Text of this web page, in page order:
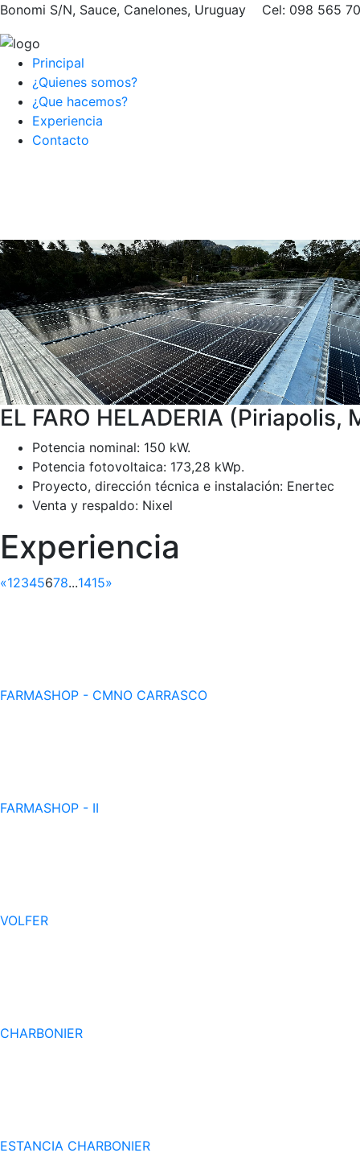
Bonomi S/N, Sauce, Canelones, Uruguay Cel: 098 565
Principal
¿Quienes somos?
¿Que hacemos?
Experiencia
Contacto
EL FARO HELADERIA (Piriapolis,
Potencia nominal: 150 kW.
Potencia fotovoltaica: 173,28 kWp.
Proyecto, dirección técnica e instalación: Enertec
Venta y respaldo: Nixel
Experiencia
«12345678...1415»
FARMASHOP - CMNO CARRASCO
FARMASHOP - II
VOLFER
CHARBONIER
ESTANCIA CHARBONIER